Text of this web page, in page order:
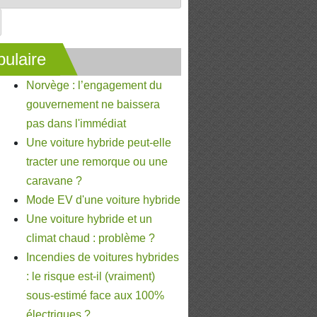
Norvège : l’engagement du
gouvernement ne baissera
pas dans l'immédiat
Une voiture hybride peut-elle
tracter une remorque ou une
caravane ?
Mode EV d'une voiture hybride
Une voiture hybride et un
climat chaud : problème ?
Incendies de voitures hybrides
: le risque est-il (vraiment)
sous-estimé face aux 100%